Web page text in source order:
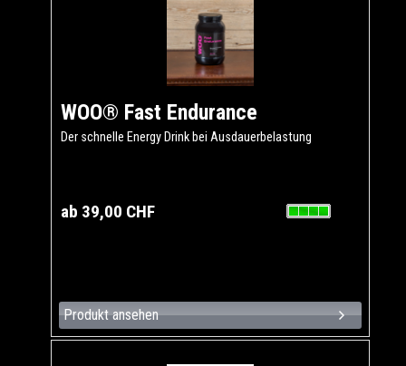
WOO® Fast Endurance
Der schnelle Energy Drink bei Ausdauerbelastung
ab 39,00 CHF
Produkt ansehen